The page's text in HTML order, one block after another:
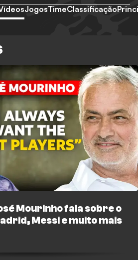
JogosTimeClassificação
Mourinho fala sobre o
Messi e muito mais